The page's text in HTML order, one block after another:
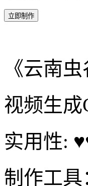
立即制作
《云南